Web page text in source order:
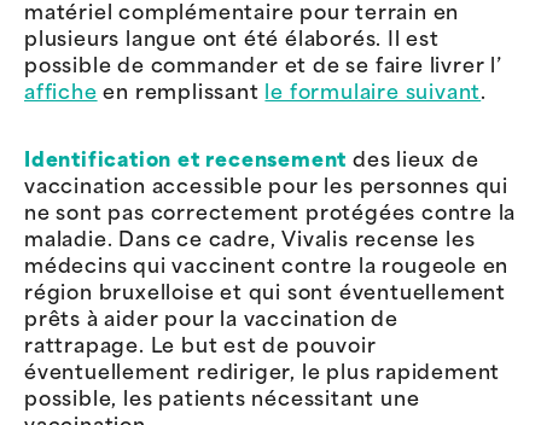
matériel complémentaire pour terrain en
plusieurs langue ont été élaborés. Il est
possible de commander et de se faire livrer l’
affiche en remplissant le formulaire suivant.
Identification et recensement des lieux de
vaccination accessible pour les personnes qui
ne sont pas correctement protégées contre la
maladie. Dans ce cadre, Vivalis recense les
médecins qui vaccinent contre la rougeole en
région bruxelloise et qui sont éventuellement
prêts à aider pour la vaccination de
rattrapage. Le but est de pouvoir
éventuellement rediriger, le plus rapidement
possible, les patients nécessitant une